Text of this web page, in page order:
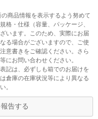
商品情報を表示するよう努めて
格・仕様（容量、パッケージ、
います。このため、実際にお届
る場合がございますので、ご使
意書きをご確認ください。さら
にお問い合わせください。
記は、必ずしも箱でのお届けを
倉庫の在庫状況等により異なる
。
告する